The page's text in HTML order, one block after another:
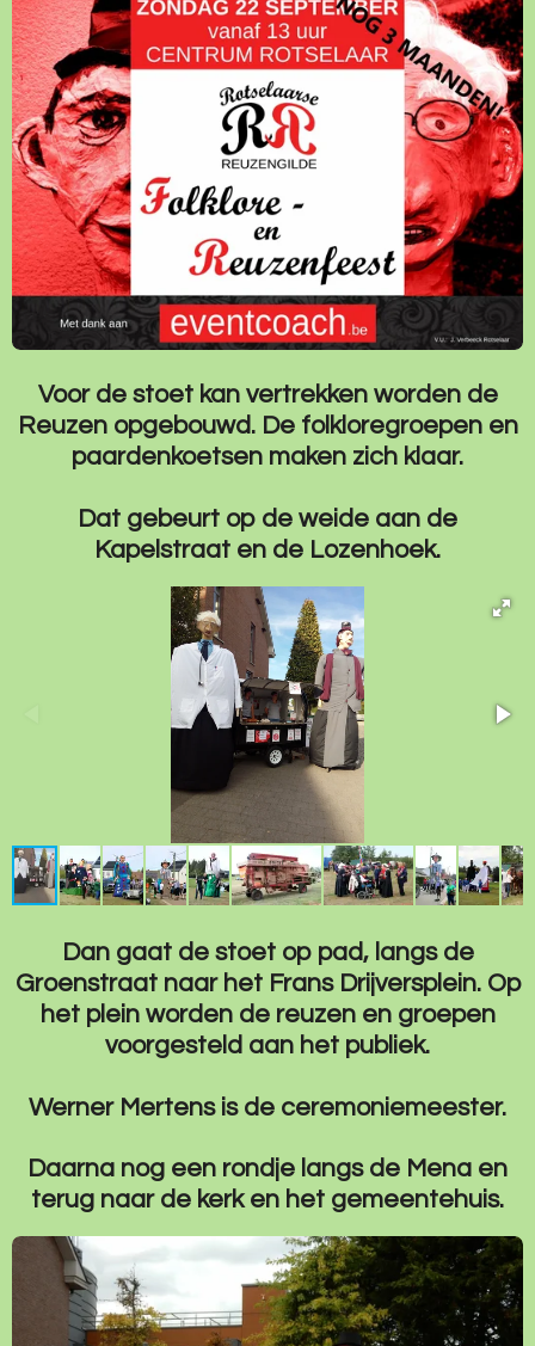
Voor de stoet kan vertrekken worden de
Reuzen opgebouwd. De folkloregroepen en
paardenkoetsen maken zich klaar.
Dat gebeurt op de weide aan de
Kapelstraat en de Lozenhoek.
Dan gaat de stoet op pad, langs de
Groenstraat naar het Frans Drijversplein. Op
het plein worden de reuzen en groepen
voorgesteld aan het publiek.
Werner Mertens is de ceremoniemeester.
Daarna nog een rondje langs de Mena en
terug naar de kerk en het gemeentehuis.